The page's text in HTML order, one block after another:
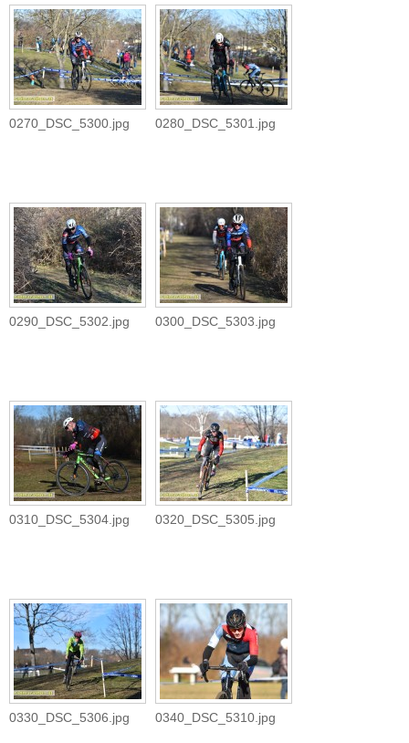
0270_DSC_5300.jpg 0280_DSC_5301.jpg
0290_DSC_5302.jpg 0300_DSC_5303.jpg
0310_DSC_5304.jpg 0320_DSC_5305.jpg
0330_DSC_5306.jpg 0340_DSC_5310.jpg